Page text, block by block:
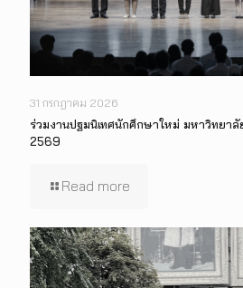
31 กรกฎาคม 2026
ร่วมงานปฐมนิเทศนักศึกษาใหม่ มหาวิทยา
2569
Read more